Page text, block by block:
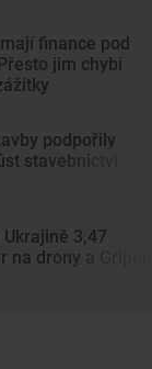
finance pod
jim chybí
podpořily
stavebnictví
Ukrajině 3,47
na drony a Gripeny